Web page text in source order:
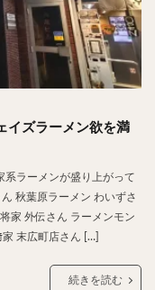
イズラーメン欲を満
系ラーメンが盛り上がって
秋葉原ラーメン わいずさ
家 外伝さん ラーメンモン
末広町店さん […]
続きを読む